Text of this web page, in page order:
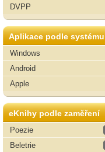
DVPP
Aplikace podle systému
Windows
Android
Apple
eKnihy podle zaměření
Poezie
Beletrie